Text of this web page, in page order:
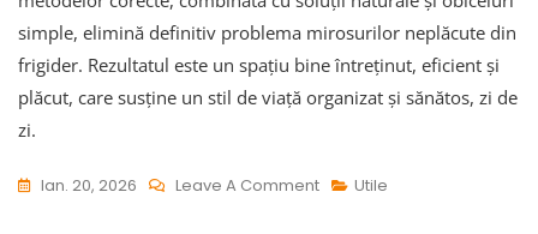
simple, elimină definitiv problema mirosurilor neplăcute din
frigider. Rezultatul este un spațiu bine întreținut, eficient și
plăcut, care susține un stil de viață organizat și sănătos, zi de
zi.
Ian. 20, 2026 Leave A CommentOn Utile